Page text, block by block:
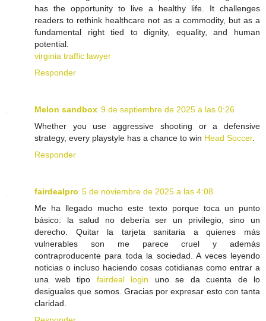
has the opportunity to live a healthy life. It challenges
readers to rethink healthcare not as a commodity, but as a
fundamental right tied to dignity, equality, and human
potential.
virginia traffic lawyer
Responder
Melon sandbox 9 de septiembre de 2025 a las 0:26
Whether you use aggressive shooting or a defensive
strategy, every playstyle has a chance to win Head Soccer.
Responder
fairdealpro 5 de noviembre de 2025 a las 4:08
Me ha llegado mucho este texto porque toca un punto
básico: la salud no debería ser un privilegio, sino un
derecho. Quitar la tarjeta sanitaria a quienes más
vulnerables son me parece cruel y además
contraproducente para toda la sociedad. A veces leyendo
noticias o incluso haciendo cosas cotidianas como entrar a
una web tipo fairdeal login uno se da cuenta de lo
desiguales que somos. Gracias por expresar esto con tanta
claridad.